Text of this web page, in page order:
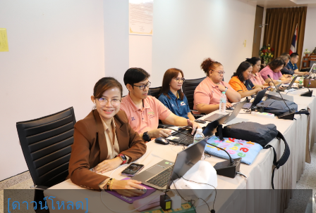
[ดาวน์โหลด]